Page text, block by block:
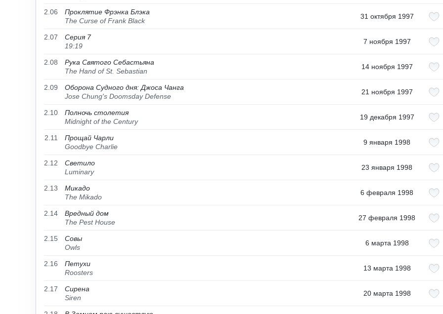
2.06
Проклятие Фрэнка Блэка
The Curse of Frank Black
31 октября 1997
2.07
Серия 7
19:19
7 ноября 1997
2.08
Рука Святого Себастьяна
The Hand of St. Sebastian
14 ноября 1997
2.09
Оборона Судного дня: Джоса Чанга
Jose Chung's Doomsday Defense
21 ноября 1997
2.10
Полночь столетия
Midnight of the Century
19 декабря 1997
2.11
Прощай Чарли
Goodbye Charlie
9 января 1998
2.12
Светило
Luminary
23 января 1998
2.13
Микадо
The Mikado
6 февраля 1998
2.14
Вредный дом
The Pest House
27 февраля 1998
2.15
Совы
Owls
6 марта 1998
2.16
Петухи
Roosters
13 марта 1998
2.17
Сирена
Siren
20 марта 1998